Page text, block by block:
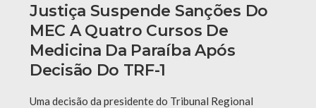
Justiça Suspende Sanções Do
MEC A Quatro Cursos De
Medicina Da Paraíba Após
Decisão Do TRF-1
Uma decisão da presidente do Tribunal Regional